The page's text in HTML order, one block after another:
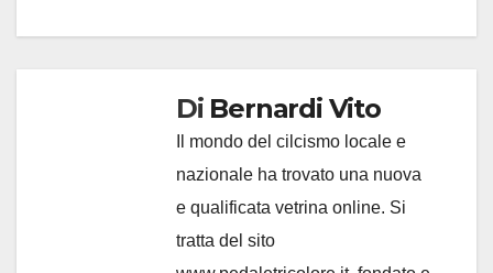
Di Bernardi Vito
Il mondo del cilcismo locale e
nazionale ha trovato una nuova
e qualificata vetrina online. Si
tratta del sito